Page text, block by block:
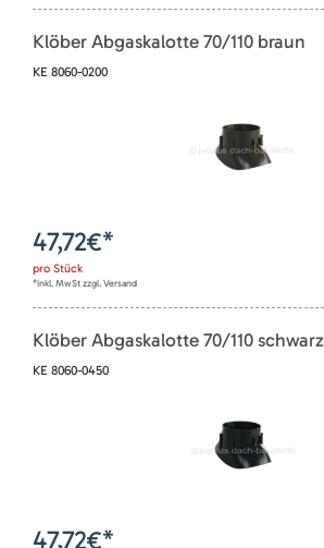
Klöber Abgaskalotte 70/110 braun
KE 8060-0200
47,72€*
pro Stück
*inkl. MwSt zzgl. Versand
Klöber Abgaskalotte 70/110 schwarz
KE 8060-0450
47,72€*